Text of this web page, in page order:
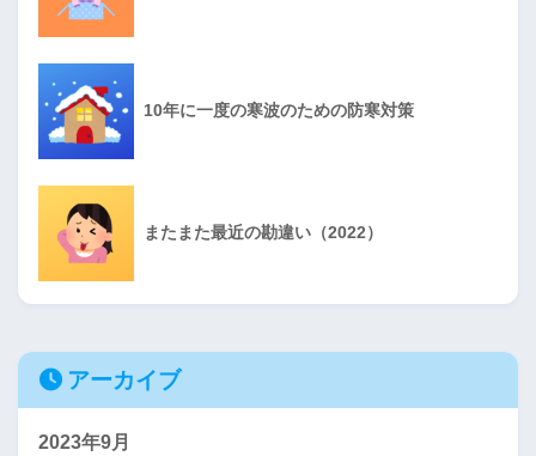
10年に一度の寒波のための防寒対策
またまた最近の勘違い（2022）
アーカイブ
2023年9月